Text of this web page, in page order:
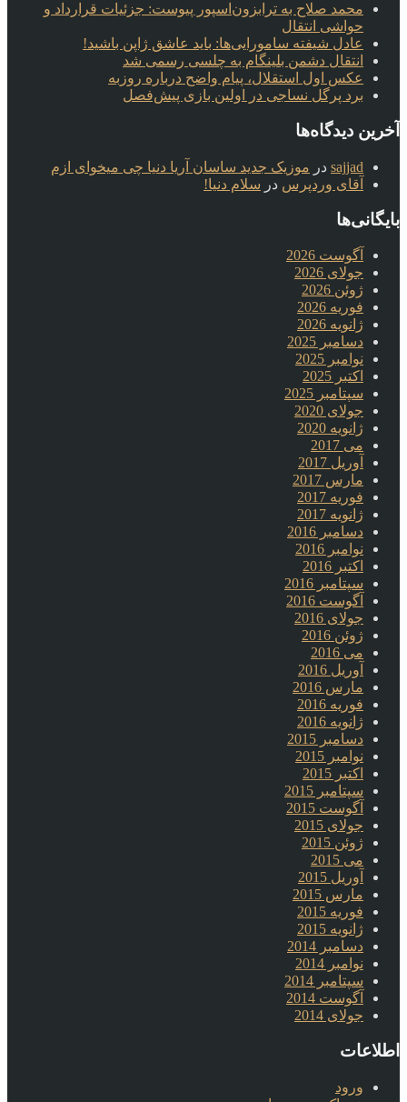
محمد صلاح به ترابزون‌اسپور پیوست: جزئیات قرارداد و
حواشی انتقال
عادل شیفته سامورایی‌ها: باید عاشق ژاپن باشید!
انتقال دشمن بلینگام به چلسی رسمی شد
عکس اول استقلال، پیام واضح درباره روزبه
برد پرگل نساجی در اولین بازی پیش‌فصل
آخرین دیدگاه‌ها
sajjad در موزیک جدید ساسان آریا دنیا چی میخوای ازم
آقای وردپرس در سلام دنیا!
بایگانی‌ها
آگوست 2026
جولای 2026
ژوئن 2026
فوریه 2026
ژانویه 2026
دسامبر 2025
نوامبر 2025
اکتبر 2025
سپتامبر 2025
جولای 2020
ژانویه 2020
می 2017
آوریل 2017
مارس 2017
فوریه 2017
ژانویه 2017
دسامبر 2016
نوامبر 2016
اکتبر 2016
سپتامبر 2016
آگوست 2016
جولای 2016
ژوئن 2016
می 2016
آوریل 2016
مارس 2016
فوریه 2016
ژانویه 2016
دسامبر 2015
نوامبر 2015
اکتبر 2015
سپتامبر 2015
آگوست 2015
جولای 2015
ژوئن 2015
می 2015
آوریل 2015
مارس 2015
فوریه 2015
ژانویه 2015
دسامبر 2014
نوامبر 2014
سپتامبر 2014
آگوست 2014
جولای 2014
اطلاعات
ورود